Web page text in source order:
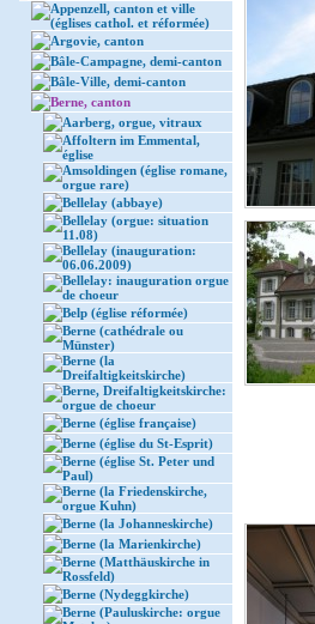
Appenzell, canton et ville
(églises cathol. et réformée)
Argovie, canton
Bâle-Campagne, demi-canton
Bâle-Ville, demi-canton
Berne, canton
Aarberg, orgue, vitraux
Affoltern im Emmental,
église
Amsoldingen (église romane,
orgue rare)
Bellelay (abbaye)
Bellelay (orgue: situation
11.08)
Bellelay (inauguration:
06.06.2009)
Bellelay: inauguration orgue
de choeur
Belp (église réformée)
Berne (cathédrale ou
Münster)
Berne (la
Dreifaltigkeitskirche)
Berne, Dreifaltigkeitskirche:
orgue de choeur
Berne (église française)
Berne (église du St-Esprit)
Berne (église St. Peter und
Paul)
Berne (la Friedenskirche,
orgue Kuhn)
Berne (la Johanneskirche)
Berne (la Marienkirche)
Berne (Matthäuskirche in
Rossfeld)
Berne (Nydeggkirche)
Berne (Pauluskirche: orgue